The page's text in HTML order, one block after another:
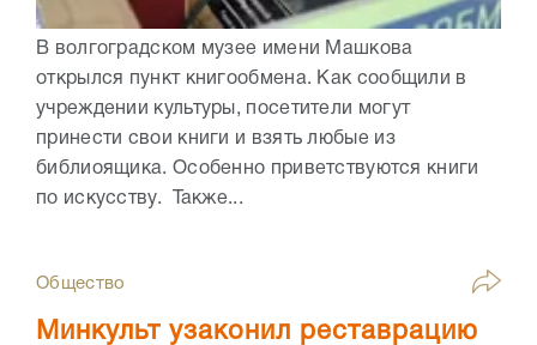
В волгоградском музее имени Машкова
открылся пункт книгообмена. Как сообщили в
учреждении культуры, посетители могут
принести свои книги и взять любые из
библиоящика. Особенно приветствуются книги
по искусству. Также...
Общество
Минкульт узаконил реставрацию